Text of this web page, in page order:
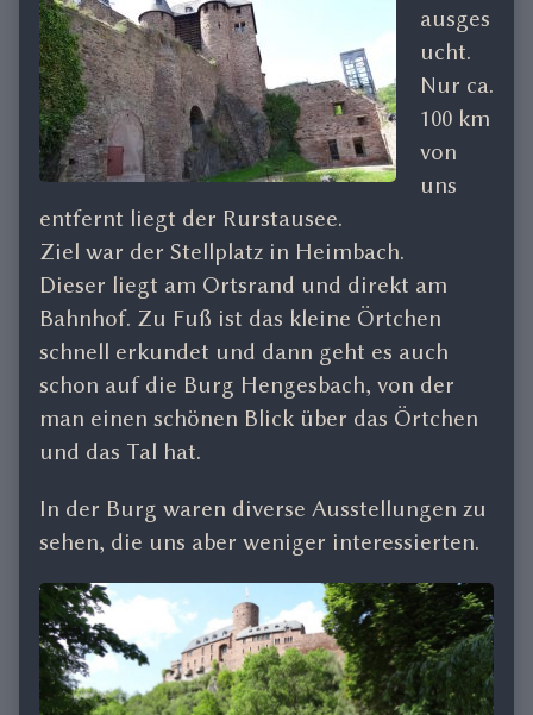
ausges
ucht.
Nur ca.
100 km
von
uns
entfernt liegt der Rurstausee.
Ziel war der Stellplatz in Heimbach.
Dieser liegt am Ortsrand und direkt am
Bahnhof. Zu Fuß ist das kleine Örtchen
schnell erkundet und dann geht es auch
schon auf die Burg Hengesbach, von der
man einen schönen Blick über das Örtchen
und das Tal hat.
In der Burg waren diverse Ausstellungen zu
sehen, die uns aber weniger interessierten.